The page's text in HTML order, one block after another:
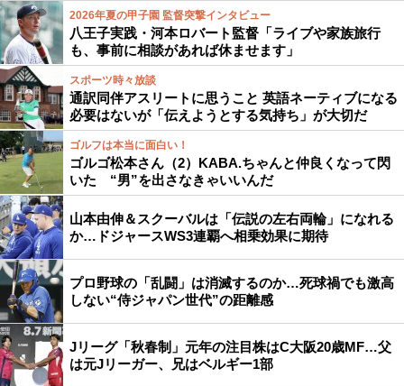
2026年夏の甲子園 監督突撃インタビュー
八王子実践・河本ロバート監督「ライブや家族旅行
も、事前に相談があれば休ませます」
スポーツ時々放談
通訳同伴アスリートに思うこと 英語ネーティブになる
必要はないが「伝えようとする気持ち」が大切だ
ゴルフは本当に面白い！
ゴルゴ松本さん（2）KABA.ちゃんと仲良くなって閃
いた “男”を出さなきゃいいんだ
山本由伸＆スクーバルは「伝説の左右両輪」になれる
か…ドジャースWS3連覇へ相乗効果に期待
プロ野球の「乱闘」は消滅するのか…死球禍でも激高
しない“侍ジャパン世代”の距離感
Jリーグ「秋春制」元年の注目株はC大阪20歳MF…父
は元Jリーガー、兄はベルギー1部